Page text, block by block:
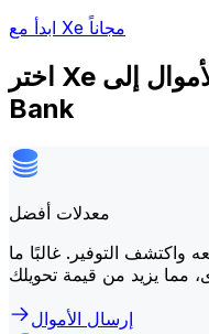
ابدأ مع Xe مجاناً
اختر Xe عند إرسال الأموال إلى National
Bank
معدلات أفضل
واكتشف التوفير. غالبًا ما
إرسال الأموال